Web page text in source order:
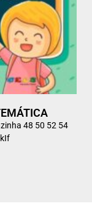
48 50 52 54